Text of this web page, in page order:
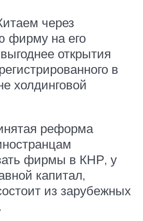
через
фирму на его
открытия
в
холдинговой
реформа
фирмы в КНР, у
капитал,
из зарубежных